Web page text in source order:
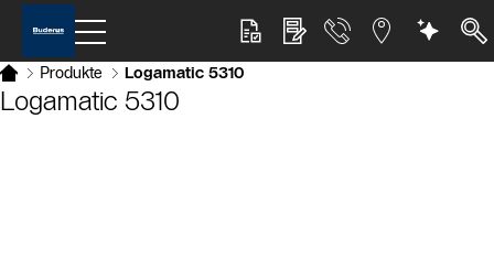
Produkte Logamatic 5310
Logamatic 5310